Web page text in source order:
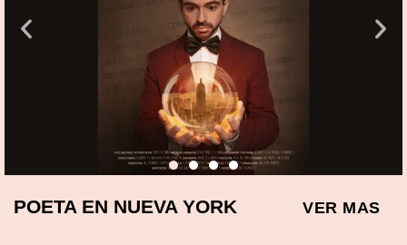
POETA EN NUEVA YORK VER MAS